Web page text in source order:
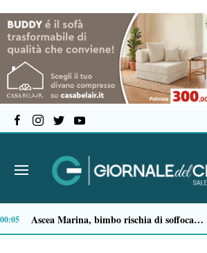
Milan in lutto, addio a Franco Baresi: il commosso saluto del club